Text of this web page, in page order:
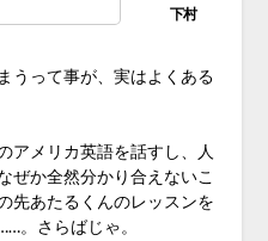
うって事が、実はよくある
アメリカ英語を話すし、人
ぜか全然分かり合えないこ
先あたるくんのレッスンを
。さらばじゃ。